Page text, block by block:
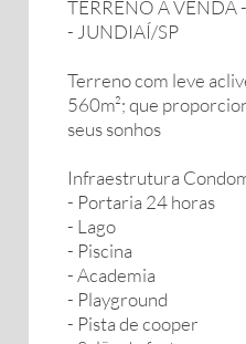
TERRENO Á VENDA
- JUNDIAÍ/SP
Terreno com leve
560m²; que
seus sonhos
Infraestrutura
- Portaria 24 horas
- Lago
- Piscina
- Academia
- Playground
- Pista de cooper